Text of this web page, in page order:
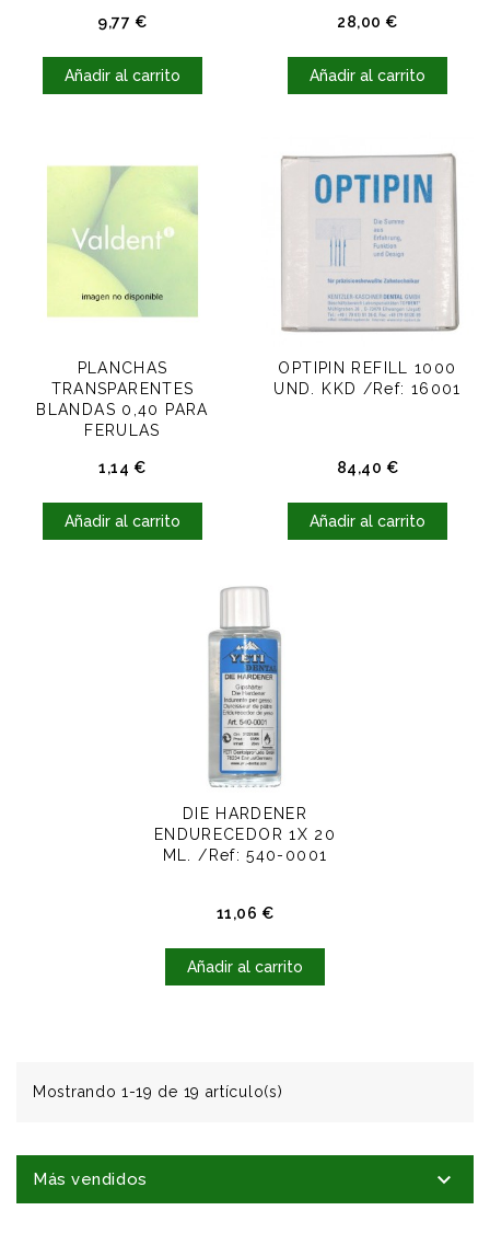
9,77 €Precio
Añadir al carrito
28,00 €Precio
Añadir al carrito
PLANCHAS
TRANSPARENTES
BLANDAS 0,40 PARA
FERULAS
Ref. 1018910
1,14 €Precio
Añadir al carrito
OPTIPIN REFILL 1000
UND. KKD /Ref: 16001
84,40 €Precio
Añadir al carrito
DIE HARDENER
ENDURECEDOR 1X 20
ML. /Ref: 540-0001
11,06 €Precio
Añadir al carrito
Mostrando 1-19 de 19 artículo(s)
Más vendidos 